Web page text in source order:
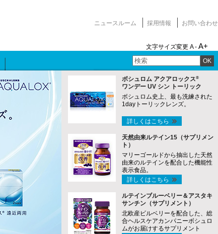
ニュースルーム 採用情報 お問い合わせ
文字サイズ変更 A - A+
OK
ボシュロム アクアロックス®
ワンデー UV シン トーリック
ボシュロム史上、最も洗練された
1dayトーリックレンズ。
詳しくはこちら
天然由来ルテイン15（サプリメン
ト）
マリーゴールドから抽出した天然
由来のルテインを配合した機能性
表示食品。
詳しくはこちら
ルテインブルーベリー＆アスタキ
サンチン（サプリメント）
北欧産ビルベリーを配合した、総
合ヘルスケアカンパニーボシュロ
ムがお届けするサプリメント